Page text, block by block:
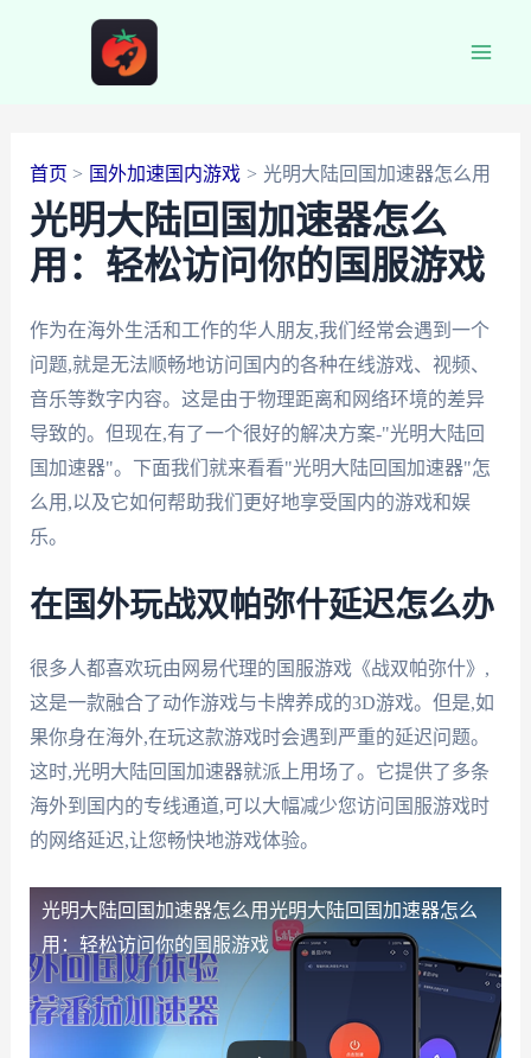
首页 国外加速国内游戏 光明大陆回国加速器怎么用
光明大陆回国加速器怎么
用：轻松访问你的国服游戏
作为在海外生活和工作的华人朋友,我们经常会遇到一个
问题,就是无法顺畅地访问国内的各种在线游戏、视频、
音乐等数字内容。这是由于物理距离和网络环境的差异
导致的。但现在,有了一个很好的解决方案-"光明大陆回
国加速器"。下面我们就来看看"光明大陆回国加速器"怎
么用,以及它如何帮助我们更好地享受国内的游戏和娱
乐。
在国外玩战双帕弥什延迟怎么办
很多人都喜欢玩由网易代理的国服游戏《战双帕弥什》,
这是一款融合了动作游戏与卡牌养成的3D游戏。但是,如
果你身在海外,在玩这款游戏时会遇到严重的延迟问题。
这时,光明大陆回国加速器就派上用场了。它提供了多条
海外到国内的专线通道,可以大幅减少您访问国服游戏时
的网络延迟,让您畅快地游戏体验。
光明大陆回国加速器怎么用光明大陆回国加速器怎么
用：轻松访问你的国服游戏